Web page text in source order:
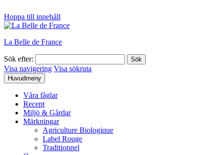
Hoppa till innehåll
La Belle de France
Sök efter:
Visa navigering Visa sökruta
Huvudmeny
Våra fåglar
Recept
Miljö & Gårdar
Märkningar
Agriculture Biologique
Label Rouge
Traditionnel